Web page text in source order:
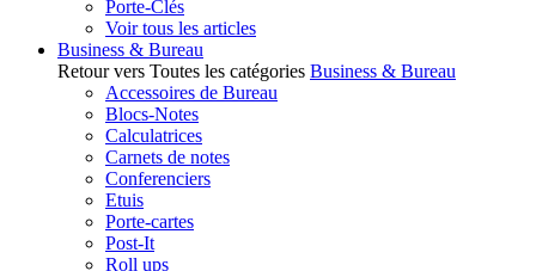
Porte-Clés
Voir tous les articles
Business & Bureau
Retour vers Toutes les catégories Business & Bureau
Accessoires de Bureau
Blocs-Notes
Calculatrices
Carnets de notes
Conferenciers
Etuis
Porte-cartes
Post-It
Roll ups